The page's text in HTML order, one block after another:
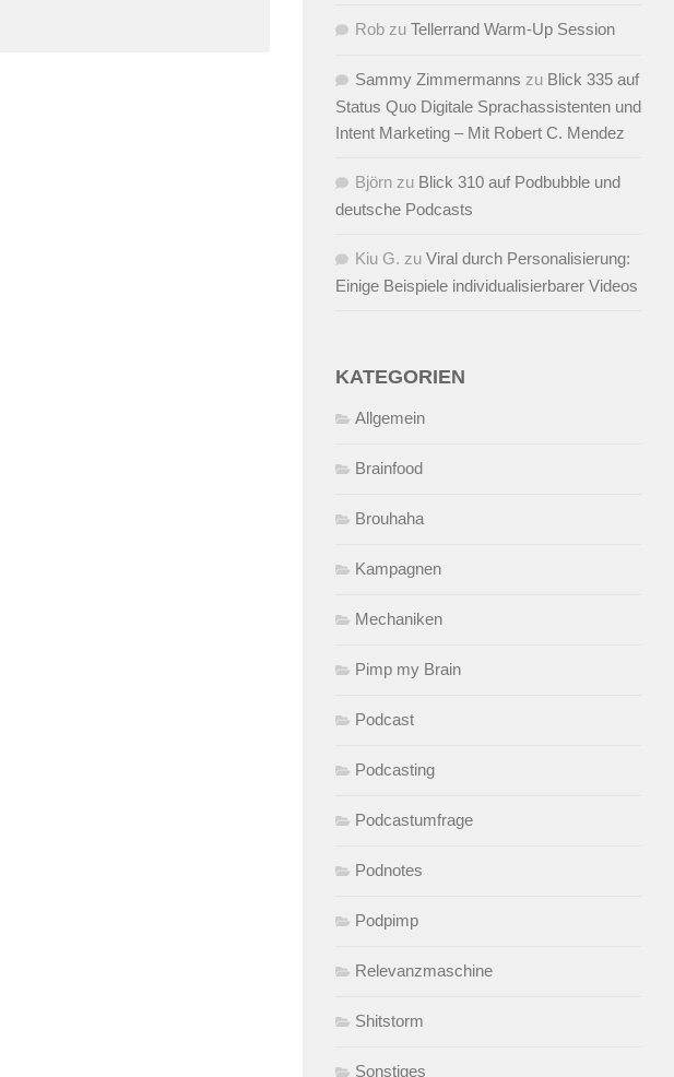
Rob zu Tellerrand Warm-Up Session
Sammy Zimmermanns zu Blick 335 auf
Status Quo Digitale Sprachassistenten und
Intent Marketing – Mit Robert C. Mendez
Björn zu Blick 310 auf Podbubble und
deutsche Podcasts
Kiu G. zu Viral durch Personalisierung:
Einige Beispiele individualisierbarer Videos
KATEGORIEN
Allgemein
Brainfood
Brouhaha
Kampagnen
Mechaniken
Pimp my Brain
Podcast
Podcasting
Podcastumfrage
Podnotes
Podpimp
Relevanzmaschine
Shitstorm
Sonstiges